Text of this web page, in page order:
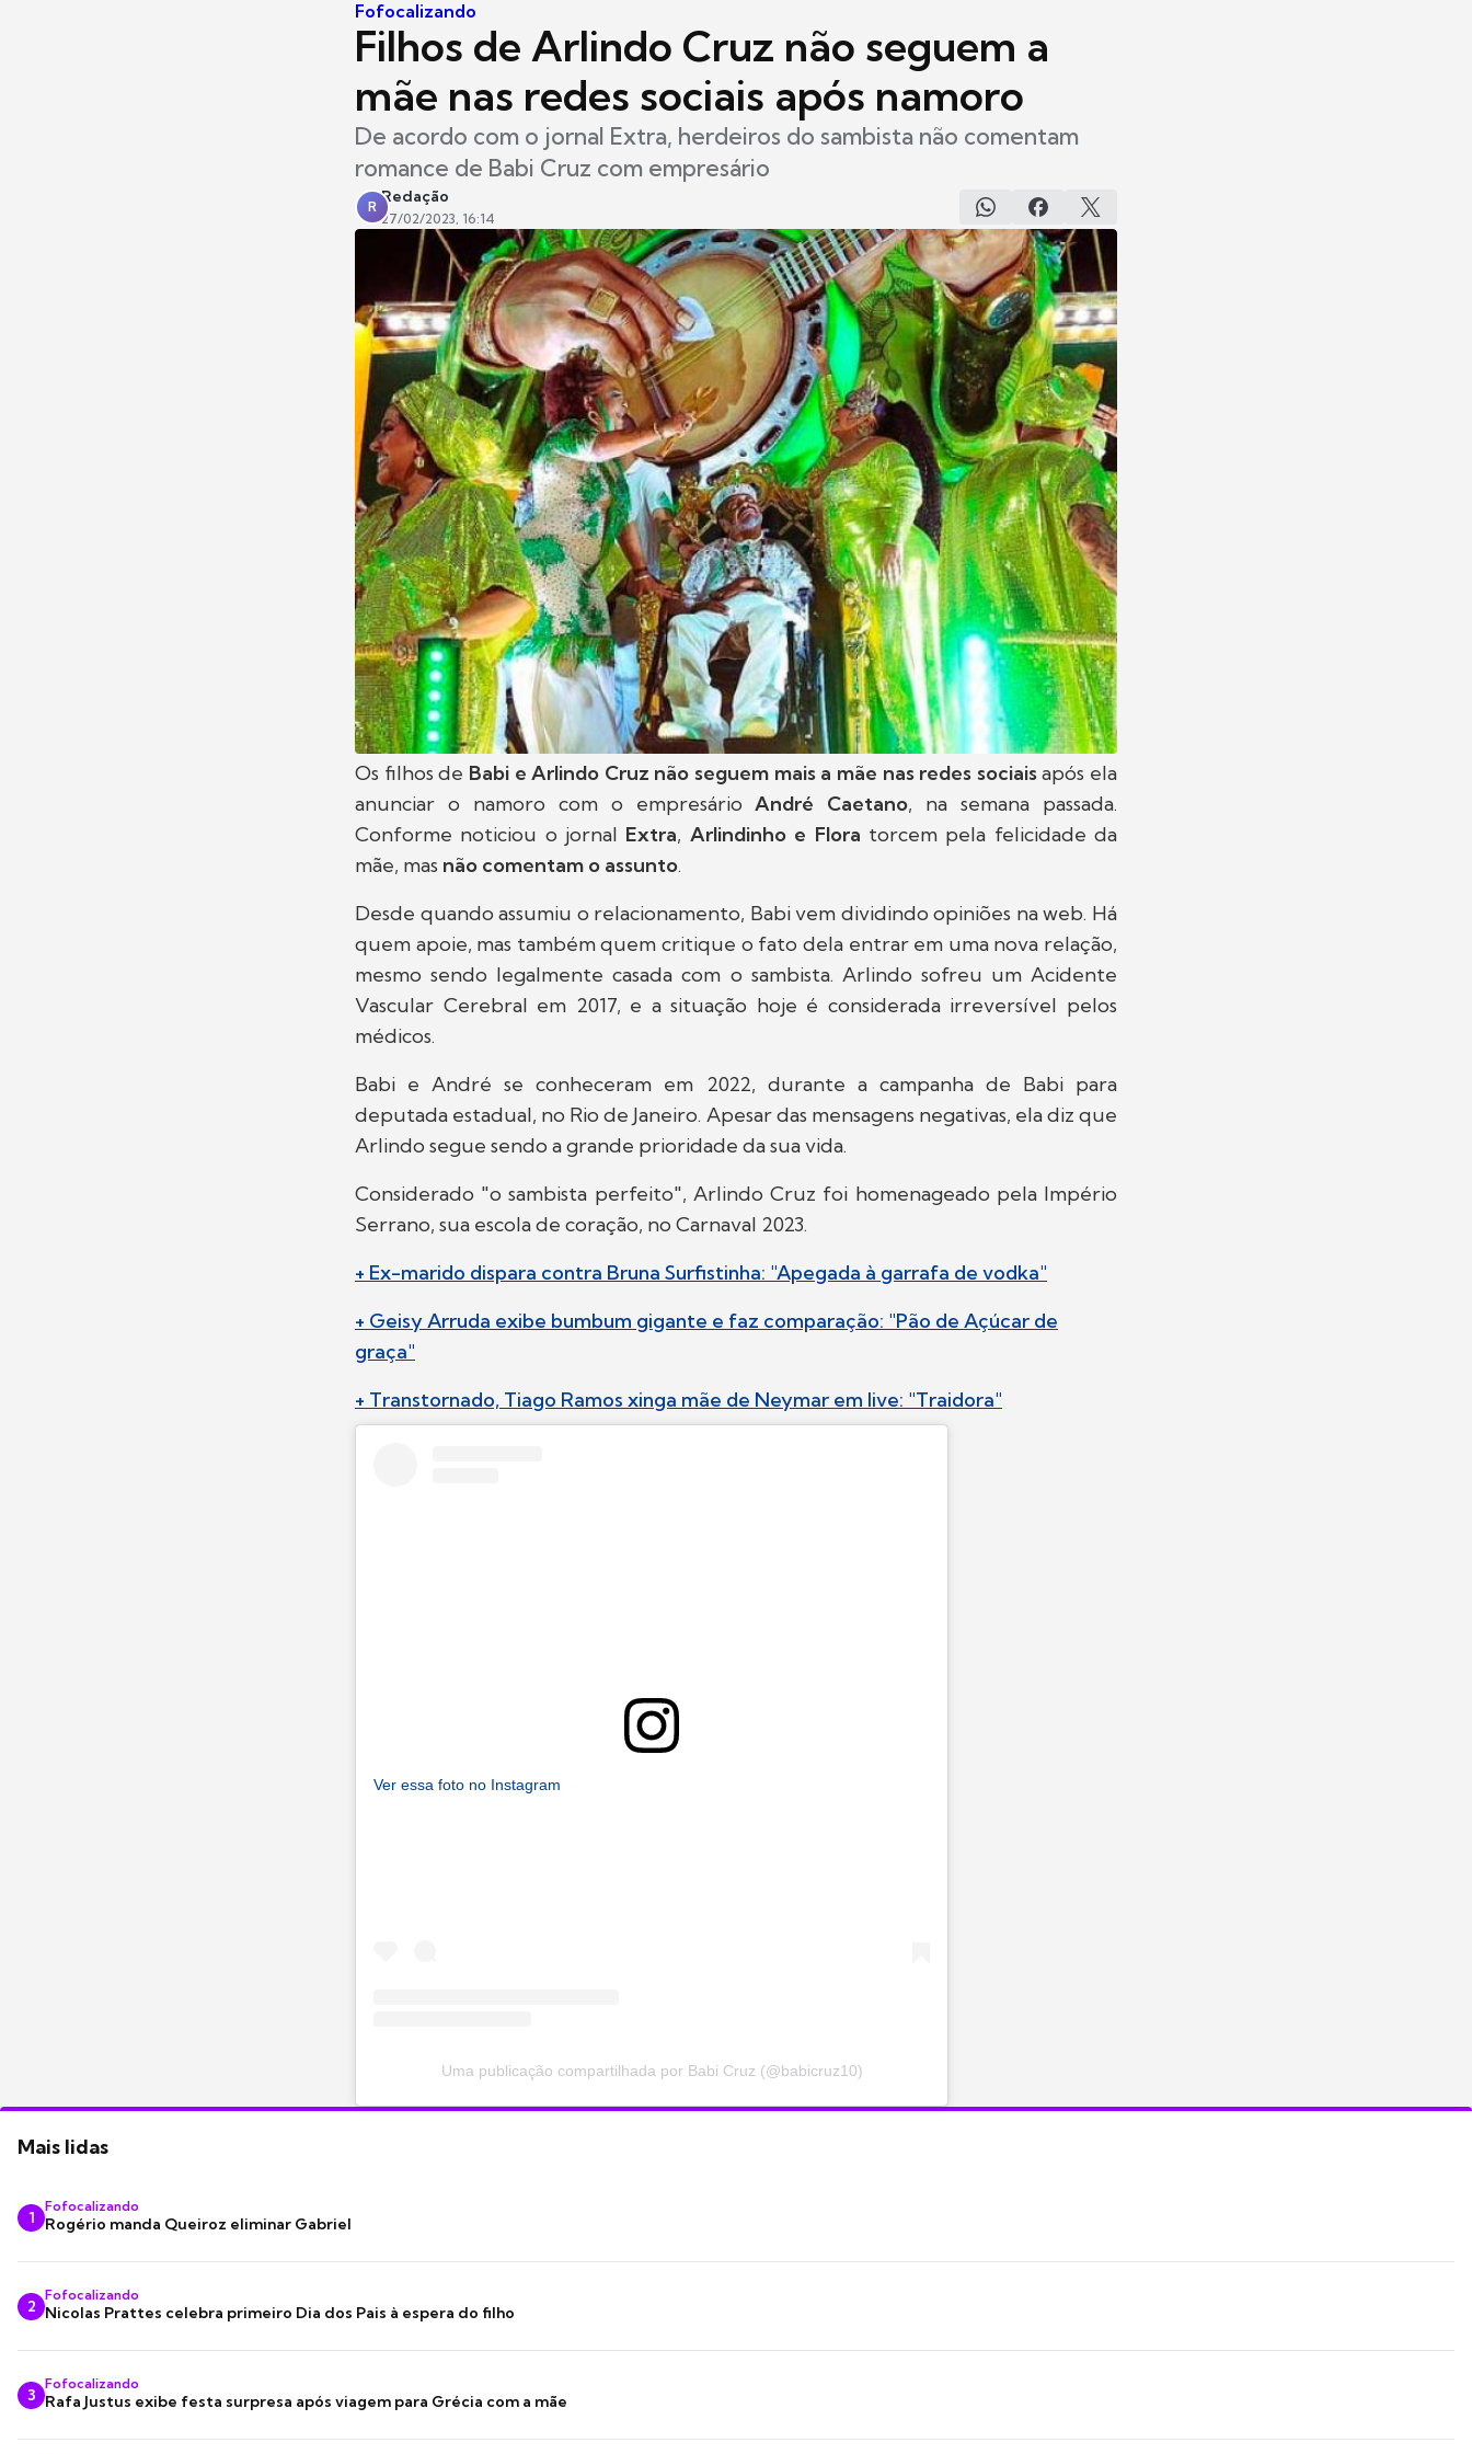
Fofocalizando
Filhos de Arlindo Cruz não seguem a
mãe nas redes sociais após namoro
De acordo com o jornal Extra, herdeiros do sambista não comentam
romance de Babi Cruz com empresário
R
Redação
27/02/2023, 16:14
Os filhos de Babi e Arlindo Cruz não seguem mais a mãe nas redes sociaisapós ela
anunciar o namoro com o empresário André Caetano, na semana passada.
Conforme noticiou o jornal Extra, Arlindinho e Flora torcem pela felicidade da
mãe, mas não comentam o assunto.
Desde quando assumiu o relacionamento, Babi vem dividindo opiniões na web. Há
quem apoie, mas também quem critique o fato dela entrar em uma nova relação,
mesmo sendo legalmente casada com o sambista. Arlindo sofreu um Acidente
Vascular Cerebral em 2017, e a situação hoje é considerada irreversível pelos
médicos.
Babi e André se conheceram em 2022, durante a campanha de Babi para
deputada estadual, no Rio de Janeiro. Apesar das mensagens negativas, ela diz que
Arlindo segue sendo a grande prioridade da sua vida.
Considerado "o sambista perfeito", Arlindo Cruz foi homenageado pela Império
Serrano, sua escola de coração, no Carnaval 2023.
+ Ex-marido dispara contra Bruna Surfistinha: "Apegada à garrafa de vodka"
+ Geisy Arruda exibe bumbum gigante e faz comparação: "Pão de Açúcar de
graça"
+ Transtornado, Tiago Ramos xinga mãe de Neymar em live: "Traidora"
Ver essa foto no Instagram
Uma publicação compartilhada por Babi Cruz (@babicruz10)
Mais lidas
1
Fofocalizando
Rogério manda Queiroz eliminar Gabriel
2
Fofocalizando
Nicolas Prattes celebra primeiro Dia dos Pais à espera do filho
3
Fofocalizando
Rafa Justus exibe festa surpresa após viagem para Grécia com a mãe